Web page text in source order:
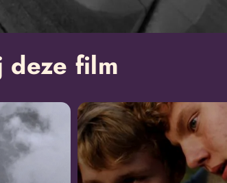
deze film